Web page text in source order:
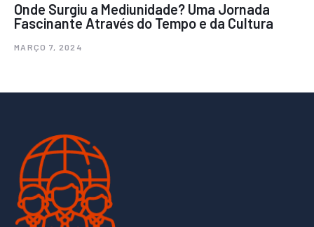
Onde Surgiu a Mediunidade? Uma Jornada
Fascinante Através do Tempo e da Cultura
MARÇO 7, 2024